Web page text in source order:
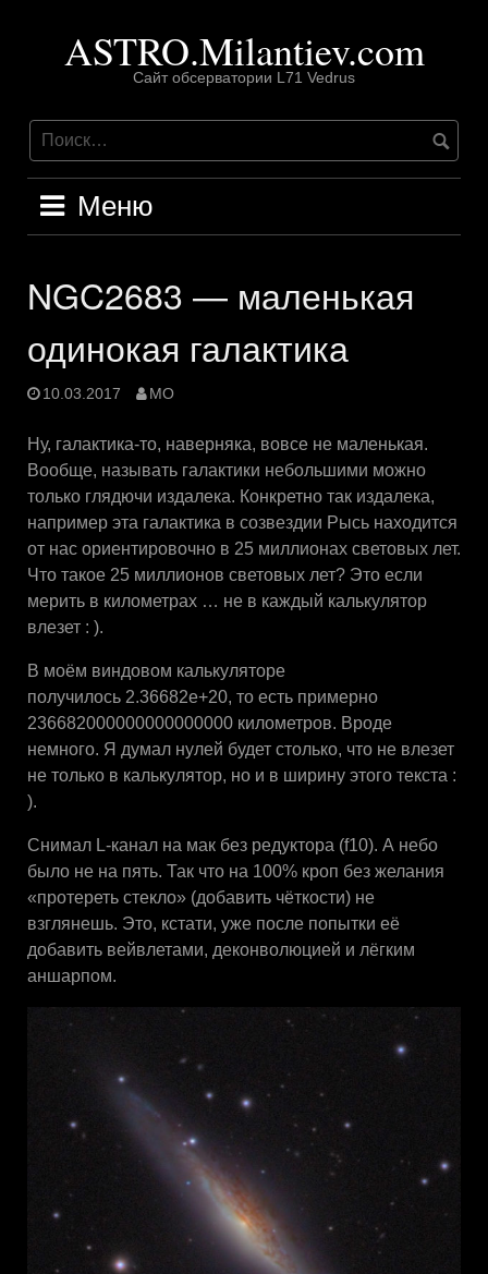
содержимомуASTRO.Milantiev.com
Сайт обсерватории L71 Vedrus
Меню
NGC2683 — маленькая
одинокая галактика
10.03.2017 MO
Ну, галактика-то, наверняка, вовсе не маленькая.
Вообще, называть галактики небольшими можно
только глядючи издалека. Конкретно так издалека,
например эта галактика в созвездии Рысь находится
от нас ориентировочно в 25 миллионах световых лет.
Что такое 25 миллионов световых лет? Это если
мерить в километрах … не в каждый калькулятор
влезет : ).
В моём виндовом калькуляторе
получилось 2.36682e+20, то есть примерно
236682000000000000000 километров. Вроде
немного. Я думал нулей будет столько, что не влезет
не только в калькулятор, но и в ширину этого текста :
).
Снимал L-канал на мак без редуктора (f10). А небо
было не на пять. Так что на 100% кроп без желания
«протереть стекло» (добавить чёткости) не
взглянешь. Это, кстати, уже после попытки её
добавить вейвлетами, деконволюцией и лёгким
аншарпом.